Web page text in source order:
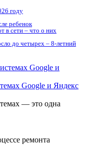
году
ребенок
в сети – что о них
до четырех – 8-летний
Google и Яндекс
— это одна
ремонта